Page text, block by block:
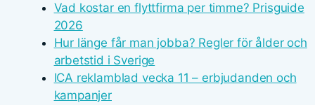
Vad kostar en flyttfirma per timme? Prisguide
2026
Hur länge får man jobba? Regler för ålder och
arbetstid i Sverige
ICA reklamblad vecka 11 – erbjudanden och
kampanjer